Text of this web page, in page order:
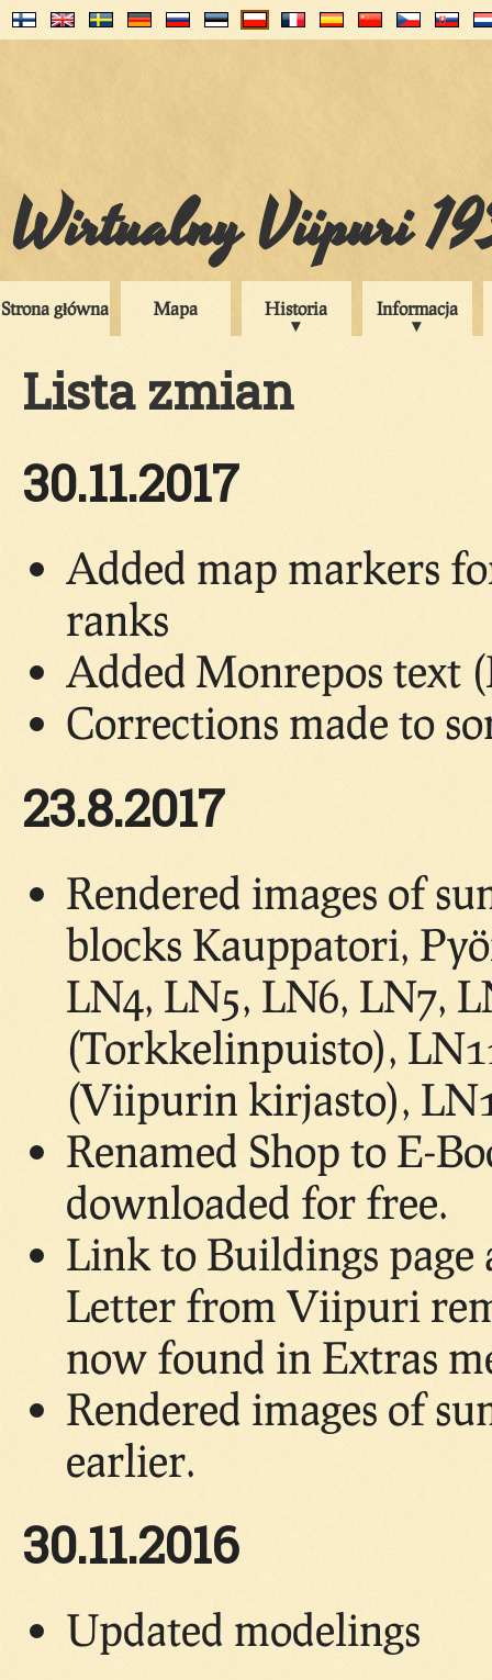
Wirtualny Viipuri
Strona główna Mapa Historia Informacja
Lista zmian
30.11.2017
Added map markers
ranks
Added Monrepos text
Corrections made to
23.8.2017
Rendered images of
blocks Kauppatori,
LN4, LN5, LN6, LN7,
(Torkkelinpuisto),
(Viipurin kirjasto),
Renamed Shop to E-
downloaded for free.
Link to Buildings
Letter from Viipuri
now found in Extras
Rendered images of
earlier.
30.11.2016
Updated modelings